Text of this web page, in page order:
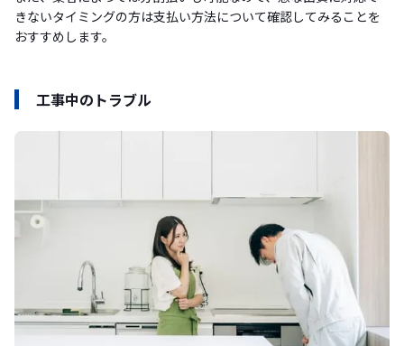
きないタイミングの方は支払い方法について確認してみることを
おすすめします。
工事中のトラブル